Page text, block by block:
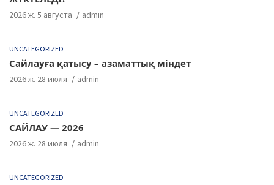
2026 ж. 5 августа admin
UNCATEGORIZED
Сайлауға қатысу – азаматтық міндет
2026 ж. 28 июля admin
UNCATEGORIZED
САЙЛАУ — 2026
2026 ж. 28 июля admin
UNCATEGORIZED